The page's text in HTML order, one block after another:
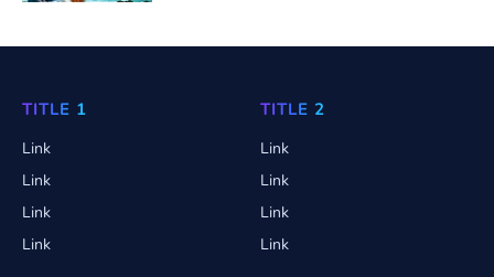
TITLE 1
Link
Link
Link
Link
TITLE 2
Link
Link
Link
Link